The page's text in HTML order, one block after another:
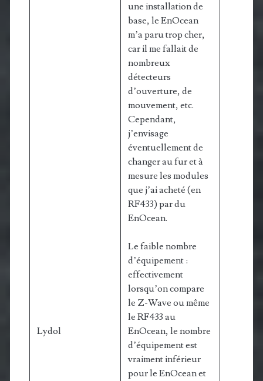
Lydol
une installation de
base, le EnOcean
m’a paru trop cher,
car il me fallait de
nombreux
détecteurs
d’ouverture, de
mouvement, etc.
Cependant,
j’envisage
éventuellement de
changer au fur et à
mesure les modules
que j’ai acheté (en
RF433) par du
EnOcean.
Le faible nombre
d’équipement :
effectivement
lorsqu’on compare
le Z-Wave ou même
le RF433 au
EnOcean, le nombre
d’équipement est
vraiment inférieur
pour le EnOcean et